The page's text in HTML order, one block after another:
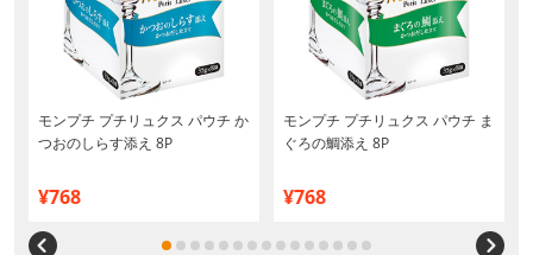
モンプチ プチリュクス パウチ か
つおのしらす添え 8P
¥768
モンプチ プチリュクス パウチ ま
ぐろの鯛添え 8P
¥768